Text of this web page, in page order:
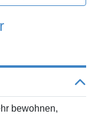
bewohnen,